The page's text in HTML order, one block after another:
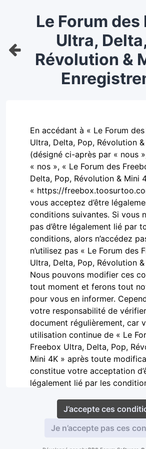
Le Forum des
Ultra,
Révolution &
En accédant à « Le Forum
Ultra, Delta, Pop, Révolution
(désigné ci-après par « nous
« nos », « Le Forum des
Delta, Pop, Révolution & Mini
« https://
vous acceptez d’être
conditions suivantes. Si vous
pas d’être légalement lié par
conditions, alors n’accédez
n’utilisez pas « Le Forum des
Ultra, Delta, Pop, Révolution
Nous pouvons modifier ces
tout moment et ferons tout
pour vous en informer.
votre responsabilité de
document régulièrement, car
utilisation continue de « Le
Freebox Ultra, Delta, Pop,
Mini 4K » après toute
constitue votre acceptation
légalement lié par les
Nos forums sont propulsés par
(désigné ci-après par « ils »,